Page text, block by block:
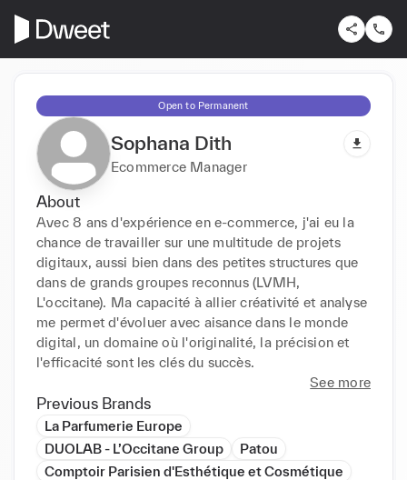
Open to Permanent
Sophana Dith
Ecommerce Manager
About
Avec 8 ans d'expérience en e-commerce, j'ai eu la
chance de travailler sur une multitude de projets
digitaux, aussi bien dans des petites structures que
dans de grands groupes reconnus (LVMH,
L'occitane). Ma capacité à allier créativité et analyse
me permet d'évoluer avec aisance dans le monde
digital, un domaine où l'originalité, la précision et
l'efficacité sont les clés du succès.
See more
Previous Brands
La Parfumerie Europe
DUOLAB - L’Occitane Group
Patou
Comptoir Parisien d'Esthétique et Cosmétique